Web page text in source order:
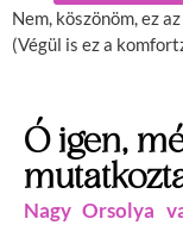
Nem, köszönöm, ez
(Végül is ez a
Ó igen,
Nagy Orsolya